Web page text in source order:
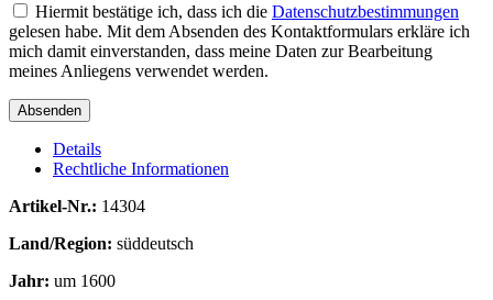
Hiermit bestätige ich, dass ich die Datenschutzbestimmungen
gelesen habe. Mit dem Absenden des Kontaktformulars erkläre ich
mich damit einverstanden, dass meine Daten zur Bearbeitung
meines Anliegens verwendet werden.
Details
Rechtliche Informationen
Artikel-Nr.: 14304
Land/Region: süddeutsch
Jahr: um 1600